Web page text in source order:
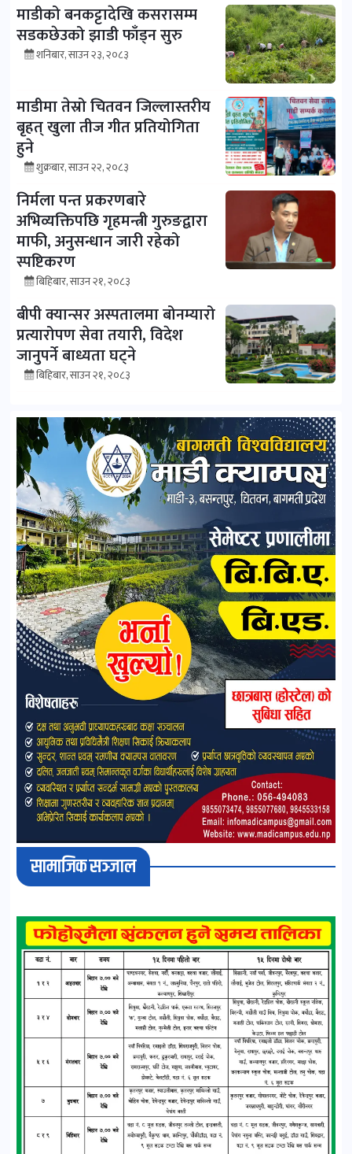
माडीको बनकट्टादेखि कसरासम्म
सडकछेउको झाडी फाँड्न सुरु
शनिबार, साउन २३, २०८३
माडीमा तेस्रो चितवन जिल्लास्तरीय
बृहत् खुला तीज गीत प्रतियोगिता
हुने
शुक्रबार, साउन २२, २०८३
निर्मला पन्त प्रकरणबारे
अभिव्यक्तिपछि गृहमन्त्री गुरुङद्वारा
माफी, अनुसन्धान जारी रहेको
स्पष्टिकरण
बिहिबार, साउन २१, २०८३
बीपी क्यान्सर अस्पतालमा बोनम्यारो
प्रत्यारोपण सेवा तयारी, विदेश
जानुपर्ने बाध्यता घट्ने
बिहिबार, साउन २१, २०८३
सामाजिक सञ्जाल